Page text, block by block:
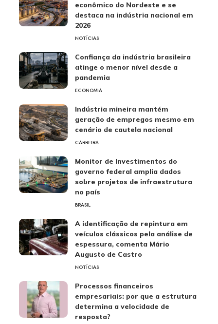
econômico do Nordeste e se
destaca na indústria nacional em
2026
NOTÍCIAS
Confiança da indústria brasileira
atinge o menor nível desde a
pandemia
ECONOMIA
Indústria mineira mantém
geração de empregos mesmo em
cenário de cautela nacional
CARREIRA
Monitor de Investimentos do
governo federal amplia dados
sobre projetos de infraestrutura
no país
BRASIL
A identificação de repintura em
veículos clássicos pela análise de
espessura, comenta Mário
Augusto de Castro
NOTÍCIAS
Processos financeiros
empresariais: por que a estrutura
determina a velocidade de
resposta?